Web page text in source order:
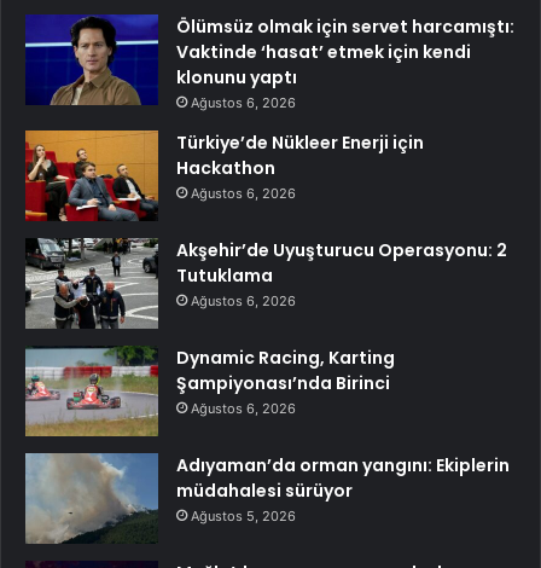
Ölümsüz olmak için servet harcamıştı:
Vaktinde ‘hasat’ etmek için kendi
klonunu yaptı
Ağustos 6, 2026
Türkiye’de Nükleer Enerji için
Hackathon
Ağustos 6, 2026
Akşehir’de Uyuşturucu Operasyonu: 2
Tutuklama
Ağustos 6, 2026
Dynamic Racing, Karting
Şampiyonası’nda Birinci
Ağustos 6, 2026
Adıyaman’da orman yangını: Ekiplerin
müdahalesi sürüyor
Ağustos 5, 2026